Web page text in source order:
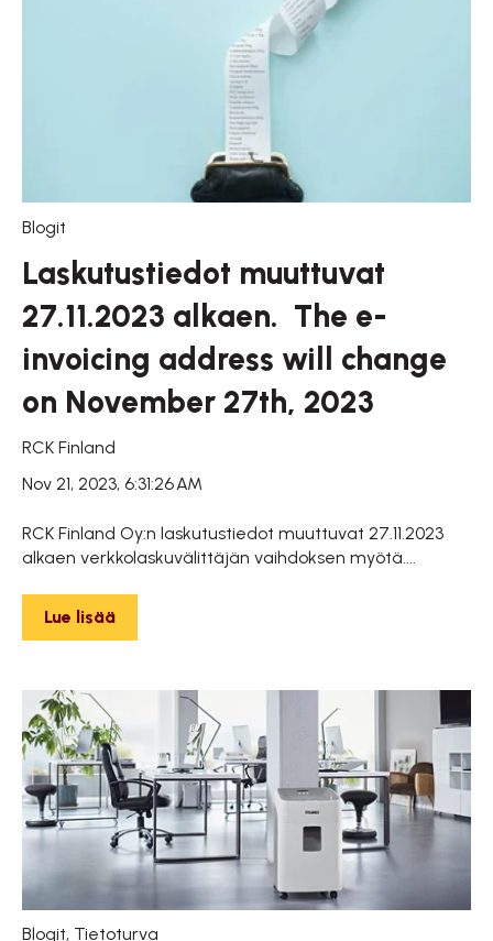
Blogit
Laskutustiedot muuttuvat
27.11.2023 alkaen. The e-
invoicing address will change
on November 27th, 2023
RCK Finland
Nov 21, 2023, 6:31:26 AM
RCK Finland Oy:n laskutustiedot muuttuvat 27.11.2023
alkaen verkkolaskuvälittäjän vaihdoksen myötä....
Lue lisää
Blogit, Tietoturva